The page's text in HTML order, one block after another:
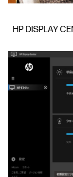
HP DISPLAY